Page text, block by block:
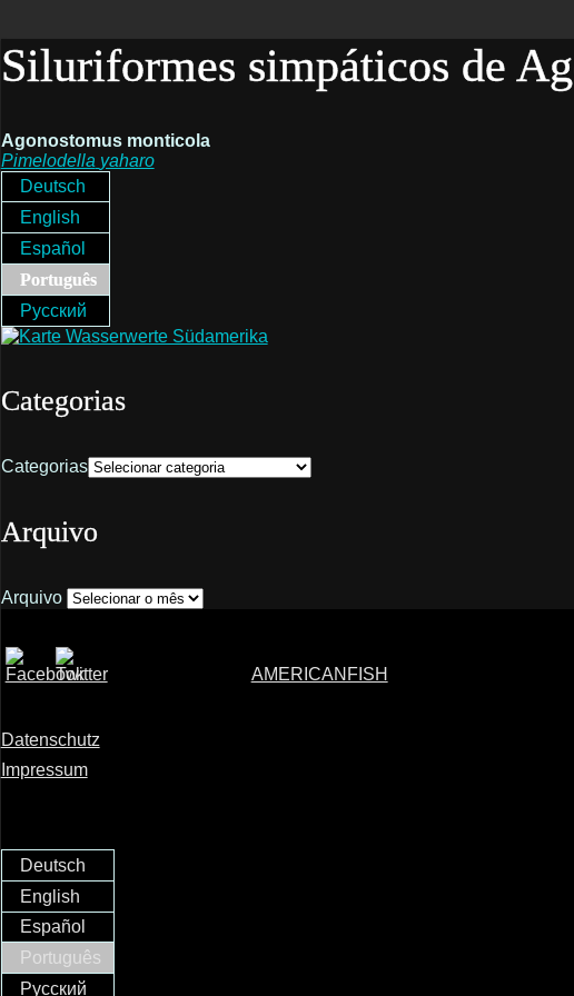
Siluriformes simpáticos de
Agonostomus monticola
Pimelodella yaharo
Deutsch
English
Español
Português
Русский
Categorias
Categorias
Arquivo
Arquivo
AMERICANFISH
Datenschutz
Impressum
Deutsch
English
Español
Português
Русский